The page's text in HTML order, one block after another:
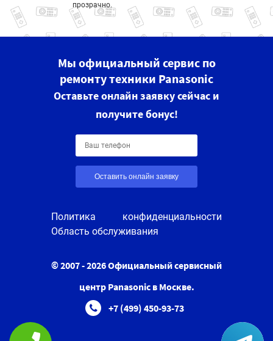
прозрачно.
Мы официальный сервис по
ремонту техники Panasonic
Оставьте онлайн заявку сейчас и
получите бонус!
Оставить онлайн заявку
Политика конфиденциальности
Область обслуживания
© 2007 - 2026 Официальный сервисный
центр Panasonic в Москве.
+7 (499) 450-93-73